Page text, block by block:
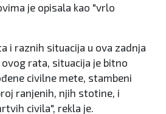
je opisala kao "vrlo
i raznih situacija u ova zadnja
rata, situacija je bitno
civilne mete, stambeni
ranjenih, njih stotine, i
civila", rekla je.